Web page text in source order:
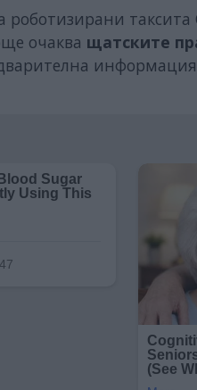
таксита
очаква щатските